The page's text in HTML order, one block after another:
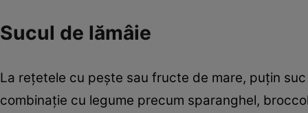
Sucul de lămâie
La reţetele cu peşte sau fructe de mare, puţin
combinaţie cu legume precum sparanghel,